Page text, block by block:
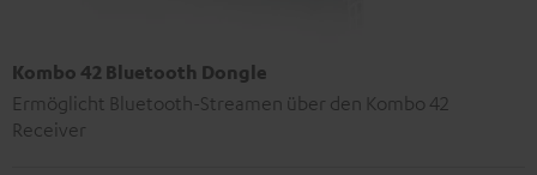
Kombo 42 Bluetooth Dongle
Ermöglicht Bluetooth-Streamen über den Kombo 42
Receiver